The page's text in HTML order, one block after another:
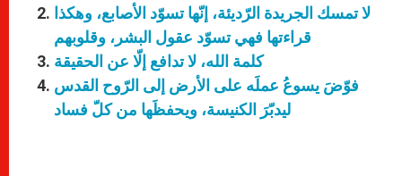
لا تمسك الجريدة الرّديئة، إنّها تسوّد الأصابع، وهكذا
قراءتها فهي تسوّد عقول البشر، وقلوبهم
كلمة الله، لا تدافع إلّا عن الحقيقة
فوّضَ يسوعُ عملَه على الأرض إلى الرّوح القدس
ليدبّرَ الكنيسة، ويحفظَها من كلّ فساد